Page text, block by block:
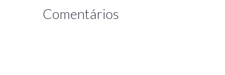
Comentários